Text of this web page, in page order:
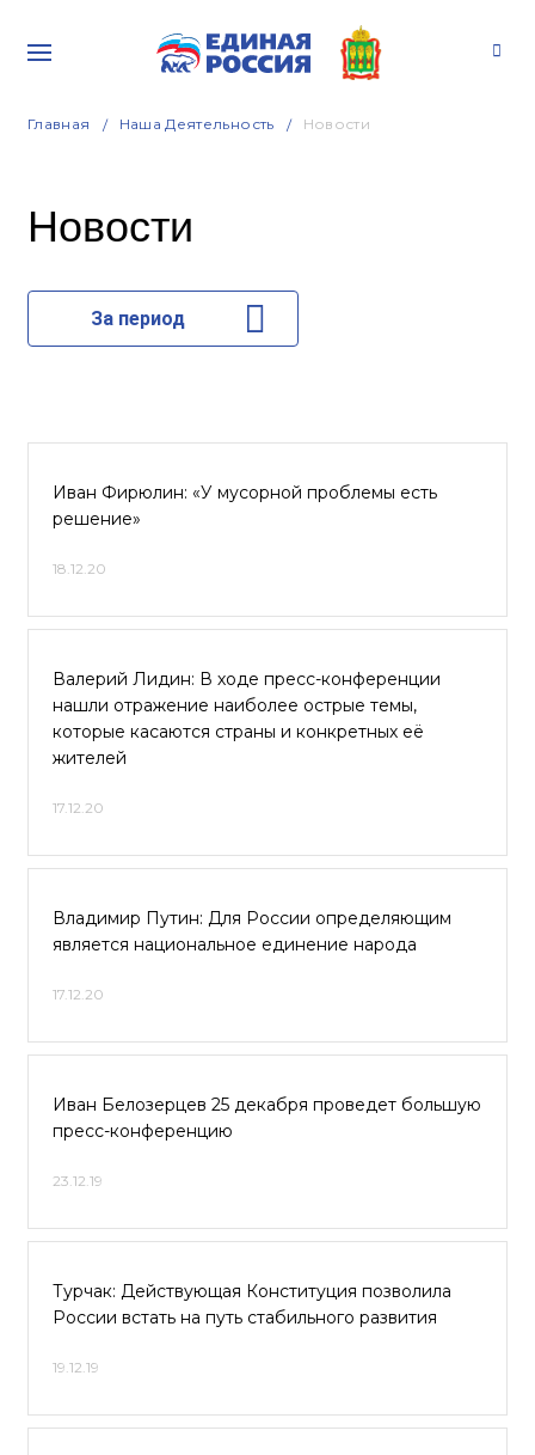
Главная Наша Деятельность Новости
Новости
За период
Иван Фирюлин: «У мусорной проблемы есть
решение»
18.12.20
Валерий Лидин: В ходе пресс-конференции
нашли отражение наиболее острые темы,
которые касаются страны и конкретных её
жителей
17.12.20
Владимир Путин: Для России определяющим
является национальное единение народа
17.12.20
Иван Белозерцев 25 декабря проведет большую
пресс-конференцию
23.12.19
Турчак: Действующая Конституция позволила
России встать на путь стабильного развития
19.12.19